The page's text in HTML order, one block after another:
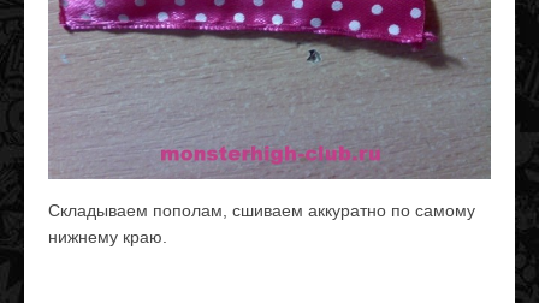
Складываем пополам, сшиваем аккуратно по самому
нижнему краю.